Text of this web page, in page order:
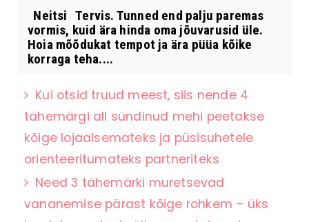
Neitsi Tervis. Tunned end palju paremas
vormis, kuid ära hinda oma jõuvarusid üle.
Hoia mõõdukat tempot ja ära püüa kõike
korraga teha....
Kui otsid truud meest, siis nende 4
tähemärgi all sündinud mehi peetakse
kõige lojaalsemateks ja püsisuhetele
orienteeritumateks partneriteks
Need 3 tähemärki muretsevad
vananemise pärast kõige rohkem – üks